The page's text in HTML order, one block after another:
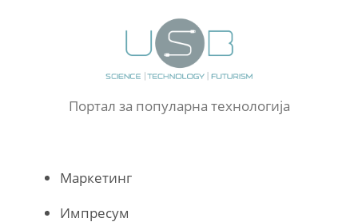
Портал за популарна технологија
Маркетинг
Импресум